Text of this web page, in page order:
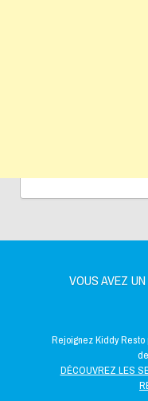
VOUS AVEZ
Rejoignez Kiddy
DÉCOUVREZ LES